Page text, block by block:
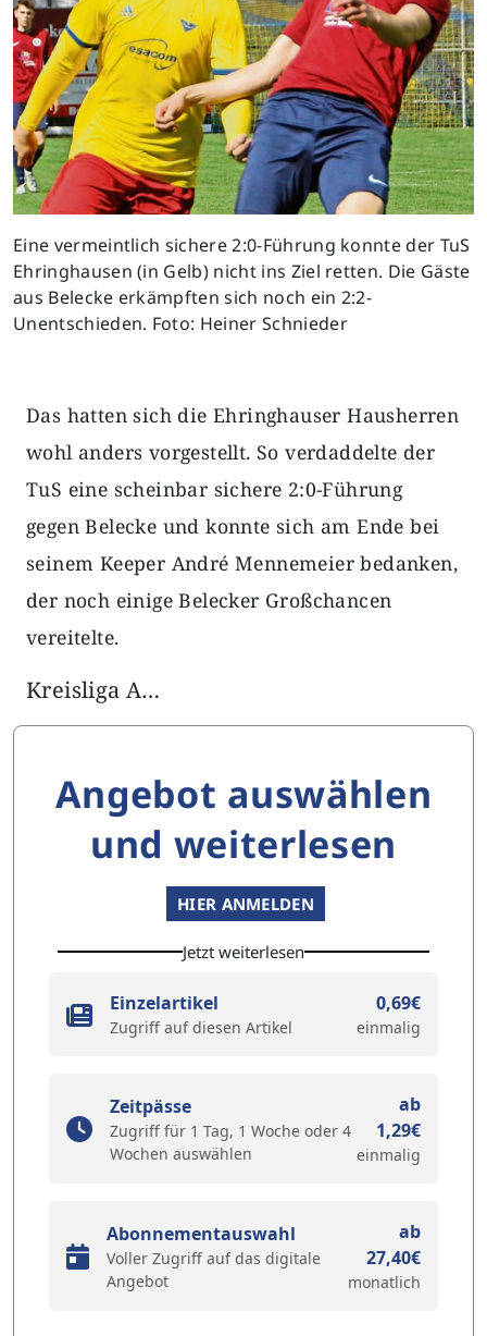
Eine vermeintlich sichere 2:0-Führung konnte der TuS
Ehringhausen (in Gelb) nicht ins Ziel retten. Die Gäste
aus Belecke erkämpften sich noch ein 2:2-
Unentschieden. Foto: Heiner Schnieder
Das hatten sich die Ehringhauser Hausherren
wohl anders vorgestellt. So verdaddelte der
TuS eine scheinbar sichere 2:0-Führung
gegen Belecke und konnte sich am Ende bei
seinem Keeper André Mennemeier bedanken,
der noch einige Belecker Großchancen
vereitelte.
Kreisliga A…
Angebot auswählen
und weiterlesen
HIER ANMELDEN
Jetzt weiterlesen
Einzelartikel
Zugriff auf diesen Artikel
0,69€
einmalig
Zeitpässe
Zugriff für 1 Tag, 1 Woche oder 4
Wochen auswählen
ab
1,29€
einmalig
Abonnementauswahl
Voller Zugriff auf das digitale
Angebot
ab
27,40€
monatlich